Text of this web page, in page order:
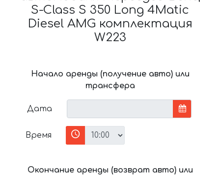
S-Class S 350 Long 4Matic
Diesel AMG комплектация
W223
Начало аренды (получение авто) или
трансфера
Дата
Время
Окончание аренды (возврат авто) или